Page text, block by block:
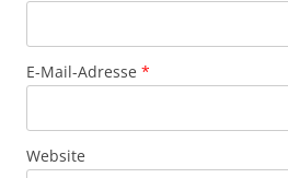
E-Mail-Adresse *
Website